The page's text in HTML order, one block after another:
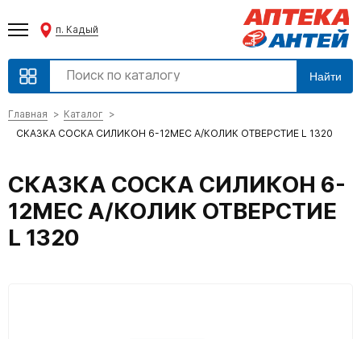
п. Кадый
Найти
Главная
Каталог
СКАЗКА СОСКА СИЛИКОН 6-12МЕС А/КОЛИК ОТВЕРСТИЕ L 1320
СКАЗКА СОСКА СИЛИКОН 6-
12МЕС А/КОЛИК ОТВЕРСТИЕ
L 1320